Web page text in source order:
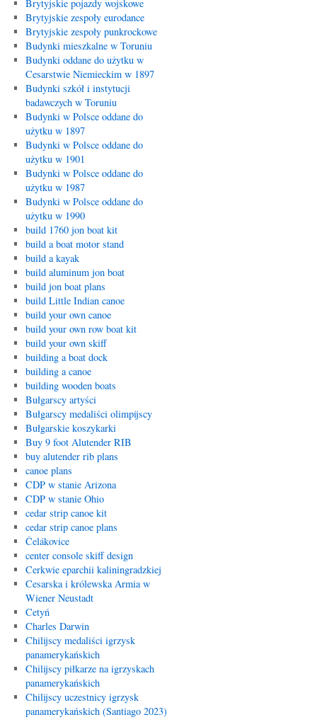
Brytyjskie pojazdy wojskowe
Brytyjskie zespoły eurodance
Brytyjskie zespoły punkrockowe
Budynki mieszkalne w Toruniu
Budynki oddane do użytku w
Cesarstwie Niemieckim w 1897
Budynki szkół i instytucji
badawczych w Toruniu
Budynki w Polsce oddane do
użytku w 1897
Budynki w Polsce oddane do
użytku w 1901
Budynki w Polsce oddane do
użytku w 1987
Budynki w Polsce oddane do
użytku w 1990
build 1760 jon boat kit
build a boat motor stand
build a kayak
build aluminum jon boat
build jon boat plans
build Little Indian canoe
build your own canoe
build your own row boat kit
build your own skiff
building a boat dock
building a canoe
building wooden boats
Bułgarscy artyści
Bułgarscy medaliści olimpijscy
Bułgarskie koszykarki
Buy 9 foot Alutender RIB
buy alutender rib plans
canoe plans
CDP w stanie Arizona
CDP w stanie Ohio
cedar strip canoe kit
cedar strip canoe plans
Čelákovice
center console skiff design
Cerkwie eparchii kaliningradzkiej
Cesarska i królewska Armia w
Wiener Neustadt
Cetyń
Charles Darwin
Chilijscy medaliści igrzysk
panamerykańskich
Chilijscy piłkarze na igrzyskach
panamerykańskich
Chilijscy uczestnicy igrzysk
panamerykańskich (Santiago 2023)